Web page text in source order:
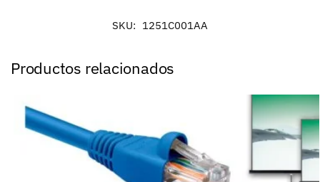
SKU: 1251C001AA
Productos relacionados